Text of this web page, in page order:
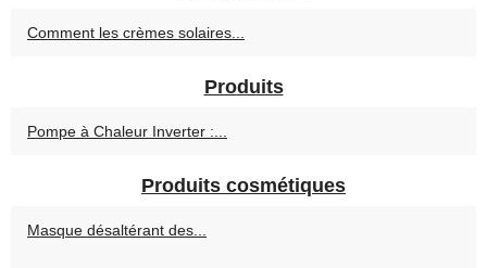
Comment les crèmes solaires...
Produits
Pompe à Chaleur Inverter :...
Produits cosmétiques
Masque désaltérant des...